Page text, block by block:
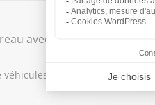
avec Éric Lemaire,
de société fatigués